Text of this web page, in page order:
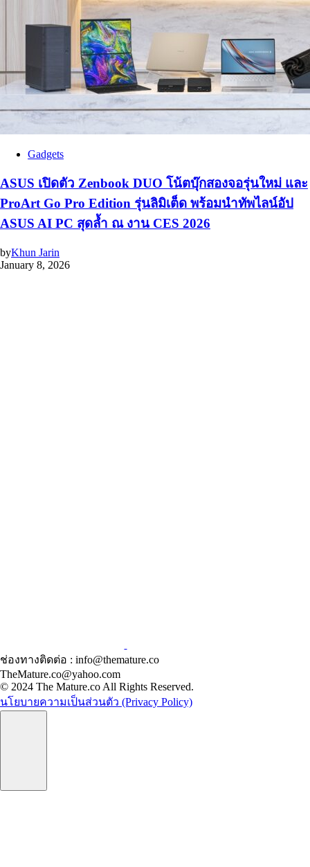
Gadgets
ASUS เปิดตัว Zenbook DUO โน้ตบุ๊กสองจอรุ่นใหม่ และ
ProArt Go Pro Edition รุ่นลิมิเต็ด พร้อมนำทัพไลน์อัป
ASUS AI PC สุดล้ำ ณ งาน CES 2026
byKhun Jarin
January 8, 2026
ช่องทางติดต่อ : info@themature.co
TheMature.co@yahoo.com
© 2024 The Mature.co All Rights Reserved.
นโยบายความเป็นส่วนตัว (Privacy Policy)